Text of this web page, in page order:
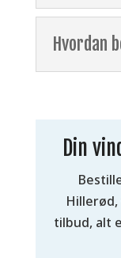
Hvordan
Din
tilbud, alt